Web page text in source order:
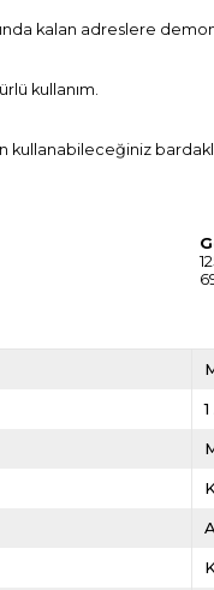
kalan adreslere
kullanım.